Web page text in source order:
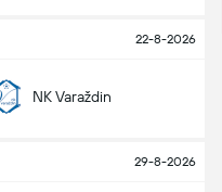
22-8-2026
NK Varaždin
29-8-2026